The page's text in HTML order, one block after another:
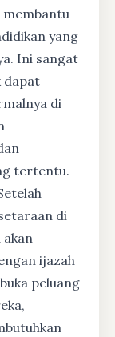
membantu
yang
Ini sangat
dapat
di
tertentu.
di
akan
ijazah
peluang